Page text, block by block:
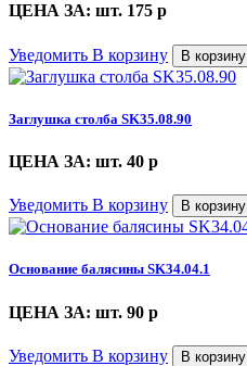
ЦЕНА ЗА: шт. 175 p
Уведомить В корзину В корзину
Заглушка столба SK35.08.90
ЦЕНА ЗА: шт. 40 p
Уведомить В корзину В корзину
Основание балясины SK34.04.1
ЦЕНА ЗА: шт. 90 p
Уведомить В корзину В корзину